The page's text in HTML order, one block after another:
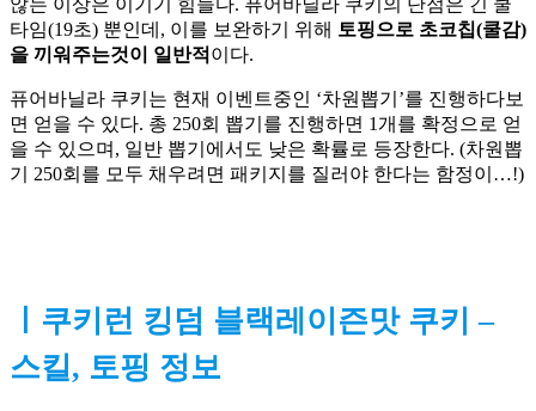
않는 이상은 이기기 힘들다. 퓨어바닐라 쿠키의 단점은 긴 쿨
타임(19초) 뿐인데, 이를 보완하기 위해 토핑으로 초코칩(쿨감)
을 끼워주는것이 일반적 이다.
퓨어바닐라 쿠키는 현재 이벤트중인 ‘차원뽑기’를 진행하다보
면 얻을 수 있다. 총 250회 뽑기를 진행하면 1개를 확정으로 얻
을 수 있으며, 일반 뽑기에서도 낮은 확률로 등장한다. (차원뽑
기 250회를 모두 채우려면 패키지를 질러야 한다는 함정이…!)
ㅣ쿠키런 킹덤 블랙레이즌맛 쿠키 –
스킬, 토핑 정보